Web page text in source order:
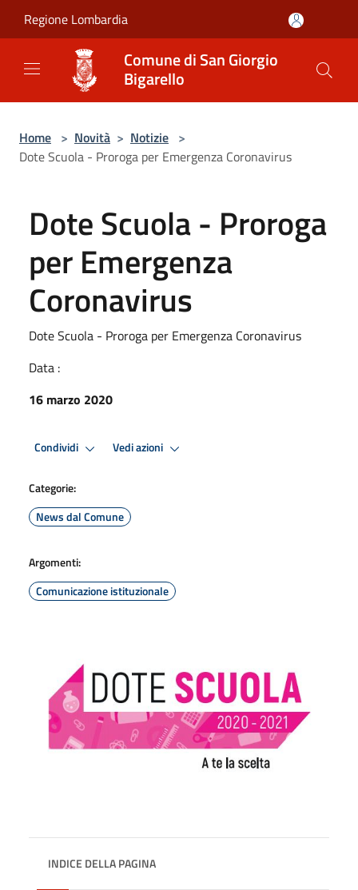
Regione Lombardia
Comune di San Giorgio
Bigarello
Home > Novità > Notizie >
Dote Scuola - Proroga per Emergenza Coronavirus
Dote Scuola - Proroga
per Emergenza
Coronavirus
Dote Scuola - Proroga per Emergenza Coronavirus
Data :
16 marzo 2020
Condividi Vedi azioni
Categorie:
News dal Comune
Argomenti:
Comunicazione istituzionale
INDICE DELLA PAGINA